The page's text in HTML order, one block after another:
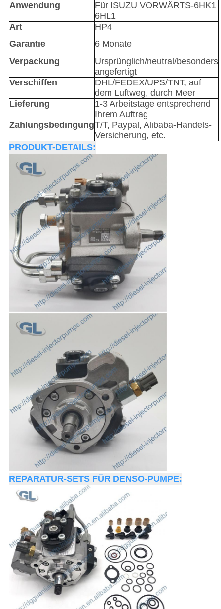
Anwendung
Für ISUZU VORWÄRTS-6HK1
6HL1
Art
HP4
Garantie
6 Monate
Verpackung
Ursprünglich/neutral/besonders
angefertigt
Verschiffen
DHL/FEDEX/UPS/TNT, auf
dem Luftweg, durch Meer
Lieferung
1-3 Arbeitstage entsprechend
Ihrem Auftrag
ZahlungsbedingungT/T, Paypal, Alibaba-Handels-
Versicherung, etc.
PRODUKT-DETAILS:
REPARATUR-SETS FÜR DENSO-PUMPE: